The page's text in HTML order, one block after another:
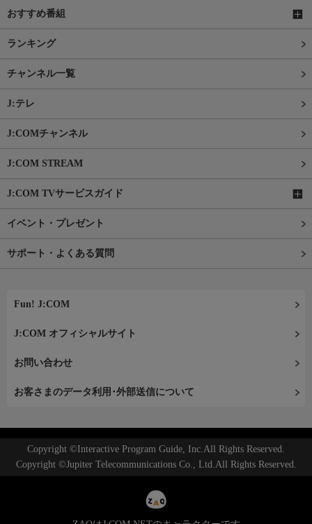
おすすめ番組
ランキング
チャンネル一覧
J:テレ
J:COMチャンネル
J:COM STREAM
J:COM TVサービスガイド
イベント・プレゼント
サポート・よくある質問
Fun! J:COM
J:COM オフィシャルサイト
お問い合わせ
お客さまのデータ利用･外部送信について
Copyright ©Interactive Program Guide, Inc.All Rights Reserved.
Copyright ©Jupiter Telecommunications Co., Ltd.All Rights Reserved.